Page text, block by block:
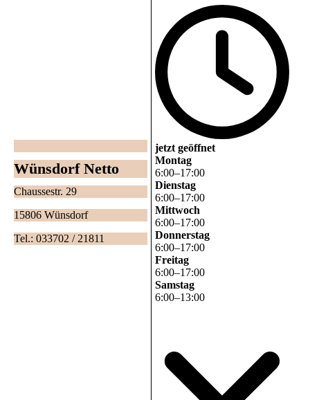
Wünsdorf Netto
Chaussestr. 29
15806 Wünsdorf
Tel.: 033702 / 21811
jetzt geöffnet
Montag
6:00–17:00
Dienstag
6:00–17:00
Mittwoch
6:00–17:00
Donnerstag
6:00–17:00
Freitag
6:00–17:00
Samstag
6:00–13:00